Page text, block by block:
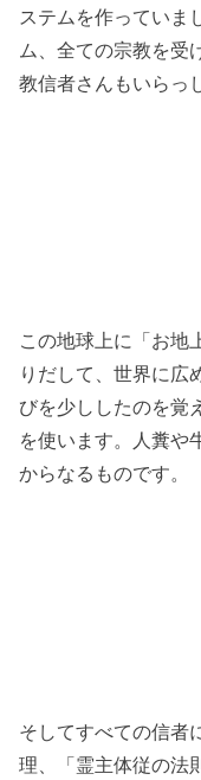
ステムを作っていま
ム、全ての宗教を受
教信者さんもいらっ
この地球上に「お地
りだして、世界に広
びを少ししたのを覚
を使います。人糞や
からなるものです。
そしてすべての信者
理、「霊主体従の法